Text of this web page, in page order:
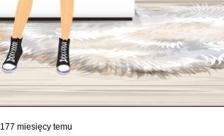
177 miesięcy temu